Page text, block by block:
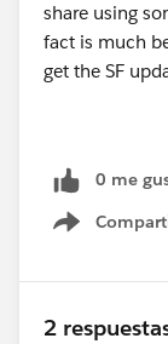
share using
fact is much
get the SF
0 me
Show
2